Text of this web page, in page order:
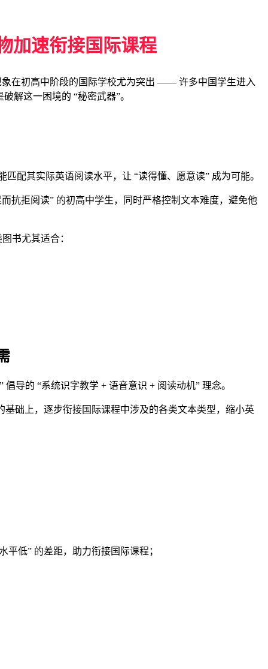
加速衔接国际课程
象在初高中阶段的国际学校尤为突出 —— 许多中国学生进入
解这一困境的 “秘密武器”。
配其实际英语阅读水平，让 “读得懂、愿意读” 成为可能。
抗拒阅读” 的初高中学生，同时严格控制文本难度，避免他
书尤其适合：
导的 “系统识字教学 + 语音意识 + 阅读动机” 理念。
础上，逐步衔接国际课程中涉及的各类文本类型，缩小英
低” 的差距，助力衔接国际课程；